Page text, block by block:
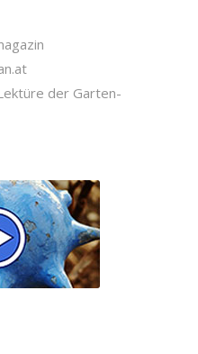
der Garten-